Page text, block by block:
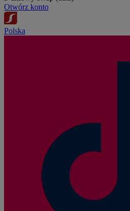
Otwórz konto
Polska